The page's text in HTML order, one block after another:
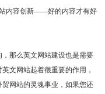
内容创新——好的内容才有好
那么英文网站建设也是需要
文网站起着很重要的作用，
网站的灵魂事业，如果您还